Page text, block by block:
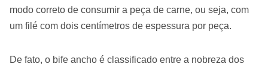
modo correto de consumir a peça de carne, ou seja, com
um filé com dois centímetros de espessura por peça.
De fato, o bife ancho é classificado entre a nobreza dos